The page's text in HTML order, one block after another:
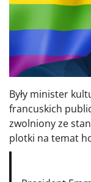
Były minister
francuskich
zwolniony ze
plotki na temat